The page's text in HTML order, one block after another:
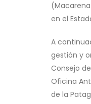
en el
A
gestión y
Consejo
Oficina
de la